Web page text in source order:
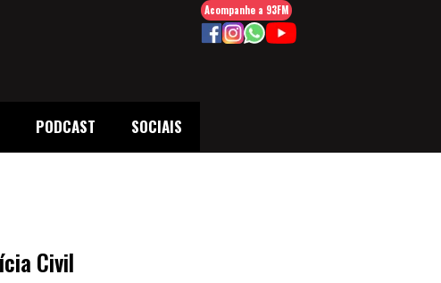
PODCAST SOCIAIS
Acompanhe a 93FM
Civil